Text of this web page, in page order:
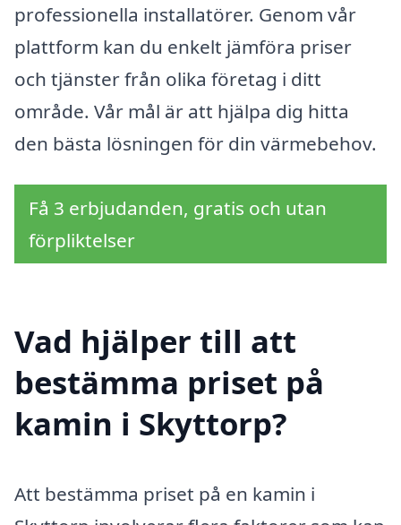
professionella installatörer. Genom vår
plattform kan du enkelt jämföra priser
och tjänster från olika företag i ditt
område. Vår mål är att hjälpa dig hitta
den bästa lösningen för din värmebehov.
Få 3 erbjudanden, gratis och utan
förpliktelser
Vad hjälper till att
bestämma priset på
kamin i Skyttorp?
Att bestämma priset på en kamin i